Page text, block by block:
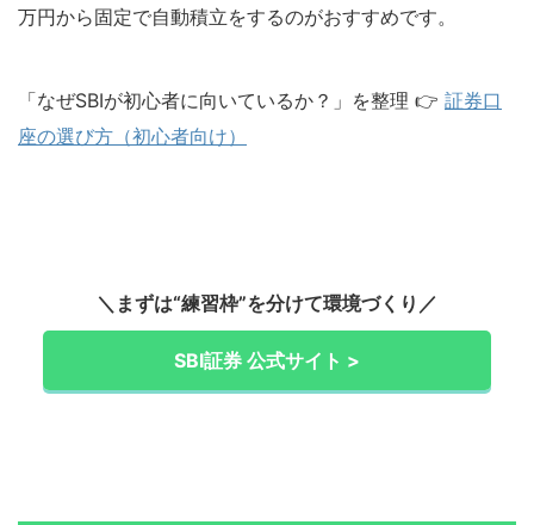
万円から固定で自動積立をするのがおすすめです。
「なぜSBIが初心者に向いているか？」を整理 👉 証券口
座の選び方（初心者向け）
＼まずは“練習枠”を分けて環境づくり／
SBI証券 公式サイト >